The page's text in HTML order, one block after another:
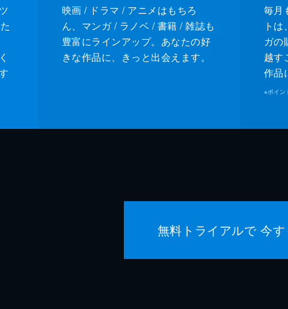
映画 / ドラマ / アニメはもちろ
ん、マンガ / ラノベ / 書籍 / 雑誌も
豊富にラインアップ。あなたの好
きな作品に、きっと出会えます。
毎月
ト
ガの
越す
作品
※ポイン
無料トライアルで 今す